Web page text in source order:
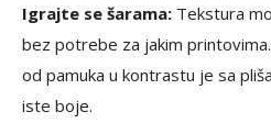
Igrajte se šarama: Tekstura
bez potrebe za jakim
od pamuka u kontrastu je sa
iste boje.